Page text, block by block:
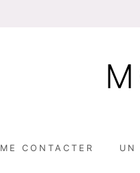
ME CONTACTER UN